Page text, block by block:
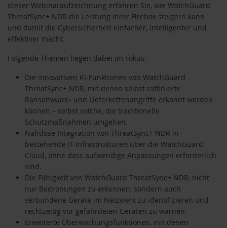
dieser Webinaraufzeichnung erfahren Sie, wie WatchGuard
ThreatSync+ NDR die Leistung Ihrer Firebox steigern kann
und damit die Cybersicherheit einfacher, intelligenter und
effektiver macht.
Folgende Themen liegen dabei im Fokus:
Die innovativen KI-Funktionen von WatchGuard
ThreatSync+ NDR, mit denen selbst raffinierte
Ransomware- und Lieferkettenangriffe erkannt werden
können – selbst solche, die traditionelle
Schutzmaßnahmen umgehen.
Nahtlose Integration von ThreatSync+ NDR in
bestehende IT-Infrastrukturen über die WatchGuard
Cloud, ohne dass aufwendige Anpassungen erforderlich
sind.
Die Fähigkeit von WatchGuard ThreatSync+ NDR, nicht
nur Bedrohungen zu erkennen, sondern auch
verbundene Geräte im Netzwerk zu identifizieren und
rechtzeitig vor gefährdeten Geräten zu warnen.
Erweiterte Überwachungsfunktionen, mit denen